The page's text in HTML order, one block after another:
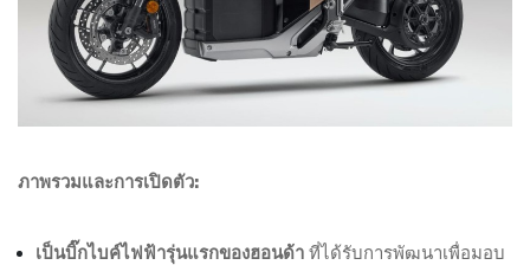
ภาพรวมและการเปิดตัว:
เป็นบิ๊กไบค์ไฟฟ้ารุ่นแรกของฮอนด้า ที่ได้รับการพัฒนาเพื่อมอบ